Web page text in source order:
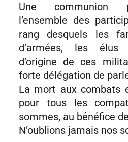
Une communion
l’ensemble des
rang desquels les
d’armées, les élus
d’origine de ces
forte délégation de
La mort aux combats
pour tous les
sommes, au bénéfice
N’oublions jamais nos